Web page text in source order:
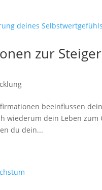
zur
beeinflussen
wiederum dein Leben zum
du dein...